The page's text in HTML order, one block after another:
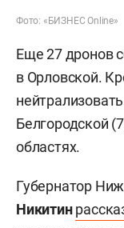
Фото: «БИЗНЕС Online»
Еще 27 дронов
в Орловской.
Белгородской
областях.
Губернатор
Никитин